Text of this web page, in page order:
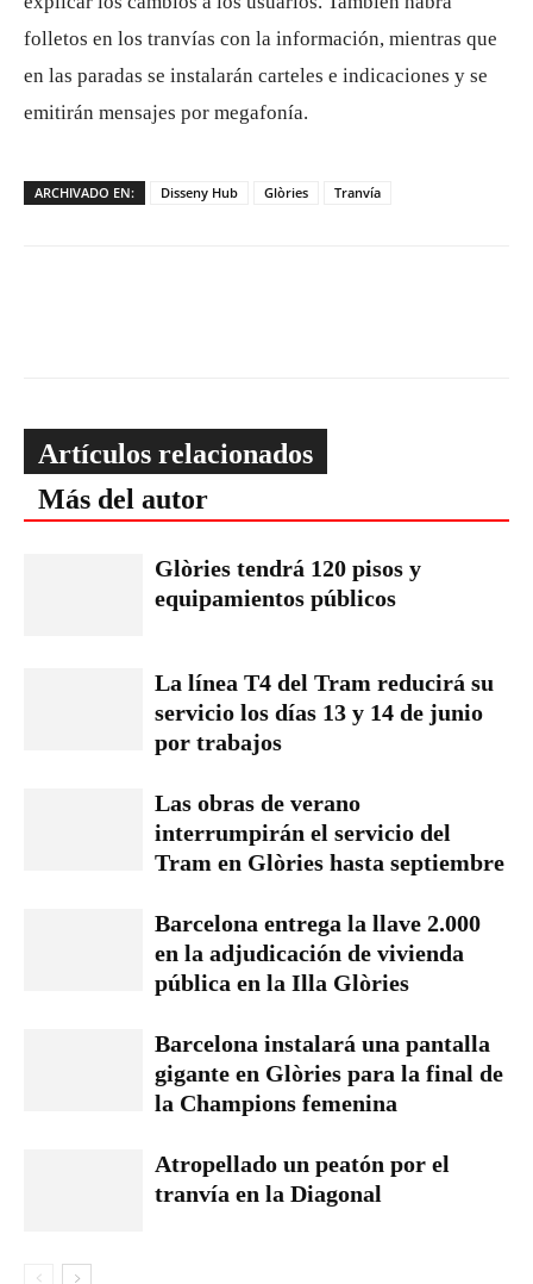
folletos en los tranvías con la información, mientras que
en las paradas se instalarán carteles e indicaciones y se
emitirán mensajes por megafonía.
ARCHIVADO EN: Disseny Hub Glòries Tranvía
Artículos relacionados
Más del autor
Glòries tendrá 120 pisos y
equipamientos públicos
La línea T4 del Tram reducirá su
servicio los días 13 y 14 de junio
por trabajos
Las obras de verano
interrumpirán el servicio del
Tram en Glòries hasta septiembre
Barcelona entrega la llave 2.000
en la adjudicación de vivienda
pública en la Illa Glòries
Barcelona instalará una pantalla
gigante en Glòries para la final de
la Champions femenina
Atropellado un peatón por el
tranvía en la Diagonal